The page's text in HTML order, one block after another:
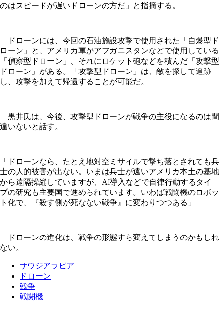
のはスピードが遅いドローンの方だ」と指摘する。
ドローンには、今回の石油施設攻撃で使用された「自爆型ド
ローン」と、アメリカ軍がアフガニスタンなどで使用している
「偵察型ドローン」、それにロケット砲などを積んだ「攻撃型
ドローン」がある。「攻撃型ドローン」は、敵を探して追跡
し、攻撃を加えて帰還することが可能だ。
黒井氏は、今後、攻撃型ドローンが戦争の主役になるのは間
違いないと話す。
「ドローンなら、たとえ地対空ミサイルで撃ち落とされても兵
士の人的被害が出ない。いまは兵士が遠いアメリカ本土の基地
から遠隔操縦していますが、AI導入などで自律行動するタイ
プの研究も主要国で進められています。いわば戦闘機のロボッ
ト化で、『殺す側が死なない戦争』に変わりつつある」
ドローンの進化は、戦争の形態すら変えてしまうのかもしれ
ない。
サウジアラビア
ドローン
戦争
戦闘機